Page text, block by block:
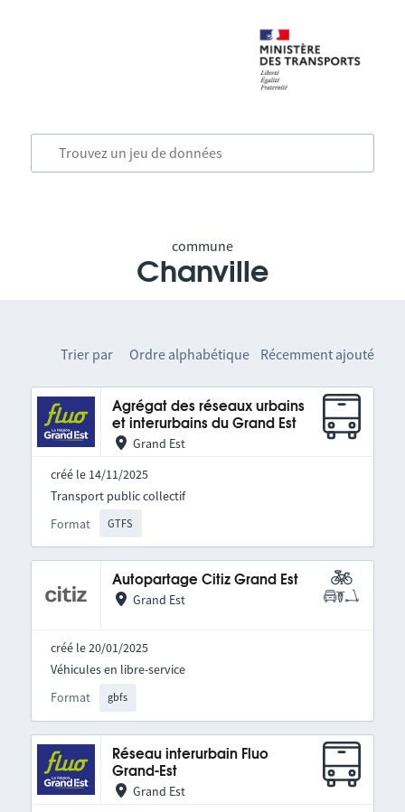
commune
Chanville
Trier par Ordre alphabétique Récemment ajouté
Agrégat des réseaux urbains
et interurbains du Grand Est
Grand Est
créé le 14/11/2025
Format GTFS
Transport public collectif
Autopartage Citiz Grand Est
Grand Est
créé le 20/01/2025
Format gbfs
Véhicules en libre-service
Réseau interurbain Fluo
Grand-Est
Grand Est